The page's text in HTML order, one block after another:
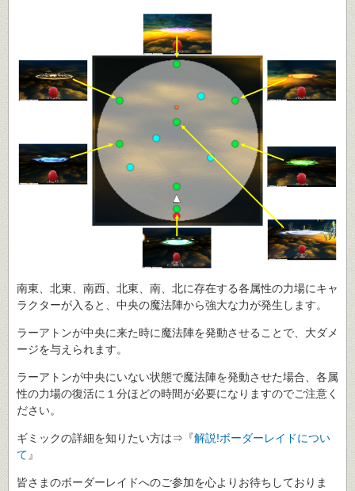
南東、北東、南西、北東、南、北に存在する各属性の力場にキャ
ラクターが入ると、中央の魔法陣から強大な力が発生します。
ラーアトンが中央に来た時に魔法陣を発動させることで、大ダメ
ージを与えられます。
ラーアトンが中央にいない状態で魔法陣を発動させた場合、各属
性の力場の復活に１分ほどの時間が必要になりますのでご注意く
ださい。
ギミックの詳細を知りたい方は⇒『解説!ボーダーレイドについ
て 』
皆さまのボーダーレイドへのご参加を心よりお待ちしておりま